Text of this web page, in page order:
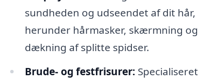
sundheden og udseendet af dit hår,
herunder hårmasker, skærmning og
dækning af splitte spidser.
Brude- og festfrisurer: Specialiseret